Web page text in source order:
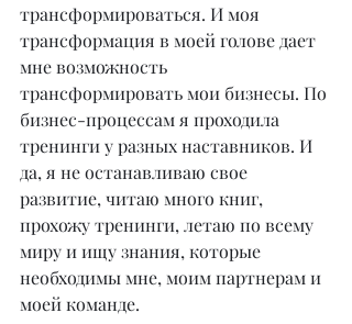
трансформироваться. И моя
трансформация в моей голове дает
мне возможность
трансформировать мои бизнесы. По
бизнес-процессам я проходила
тренинги у разных наставников. И
да, я не останавливаю свое
развитие, читаю много книг,
прохожу тренинги, летаю по всему
миру и ищу знания, которые
необходимы мне, моим партнерам и
моей команде.